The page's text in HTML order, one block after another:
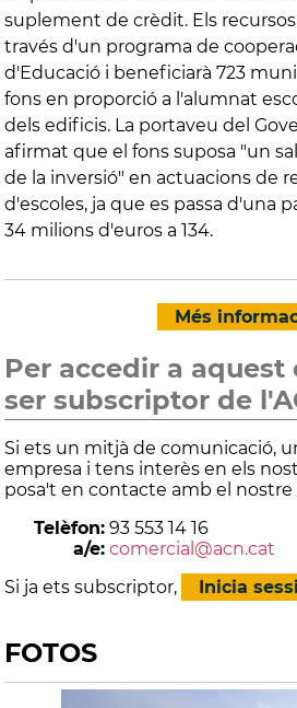
suplement de crèdit. Els
través d'un programa de
d'Educació i beneficiarà 723
fons en proporció a l'alumnat
dels edificis. La portaveu del
afirmat que el fons suposa "un
de la inversió" en actuacions de
d'escoles, ja que es passa d'una
34 milions d'euros a 134.
Més
Per accedir a aquest
ser subscriptor de
Si ets un mitjà de comunicació,
empresa i tens interès en els
posa't en contacte amb el
Telèfon: 93 553 14 16
a/e: comercial@acn.cat
Si ja ets subscriptor,
Inicia
FOTOS